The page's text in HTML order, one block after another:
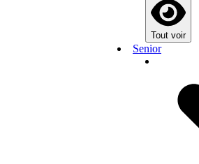
Tout voir
Senior